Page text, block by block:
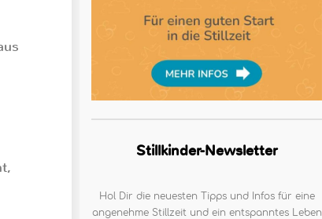
Stillkinder-Newsletter
Hol Dir die neuesten Tipps und Infos für eine
angenehme Stillzeit und ein entspanntes Leben